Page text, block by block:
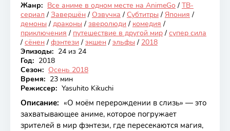
Закончен
Жанр: Все аниме в одном месте на AnimeGo / ТВ-
сериал / Завершён / Озвучка / Субтитры / Япония /
демоны / драконы / зверолюди / комедия /
приключения / путешествие в другой мир / супер сила
/ сёнен / фэнтези / экшен / эльфы / 2018
Эпизоды: 24 из 24
Год: 2018
Сезон: Осень 2018
Время: 23 мин
Режиссер: Yasuhito Kikuchi
Описание: «О моём перерождении в слизь» — это
захватывающее аниме, которое погружает
зрителей в мир фэнтези, где пересекаются магия,